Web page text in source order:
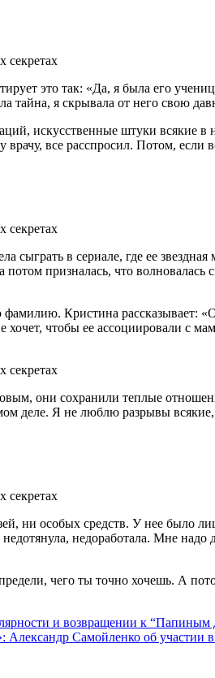
это так: «Да, я была его
тайна, я скрывала от него свою
искусственные штуки всякие в
все расспросил. Потом, если
в сериале, где ее
призналась, что
фамилию. Кристина
чтобы ее ассоциировали с
они сохранили теплые
деле. Я не люблю разрывы
ни особых средств. У нее было
недоработала. Мне
чего ты точно хочешь. А
и возвращении к “Папиным
Самойленко об участии